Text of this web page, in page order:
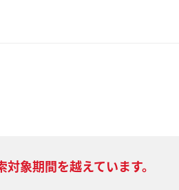
象期間を越えています。